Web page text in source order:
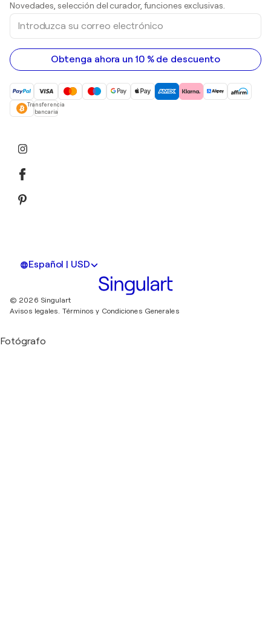
pinturas acrílicas
Novedades, selección del curador, funciones exclusivas.
Introduzca
correo
electrónico
Obtenga ahora un 10 % de descuento
Transferencia
bancaria
Español | USD
© 2026 Singulart
Avisos legales. Términos y Condiciones Generales
Fotógrafo